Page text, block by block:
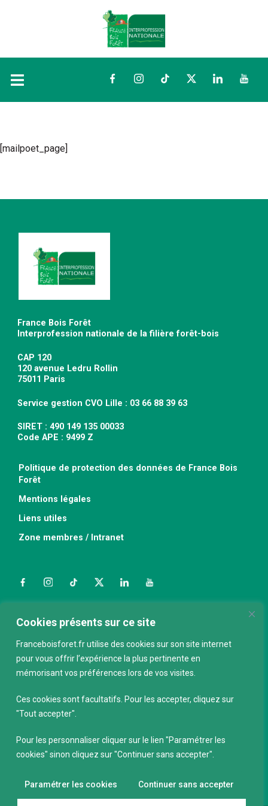
Cookies présents sur ce site
Franceboisforet.fr utilise des cookies sur son site internet
pour vous offrir l’expérience la plus pertinente en
mémorisant vos préférences lors de vos visites.
Ces cookies sont facultatifs. Pour les accepter, cliquez sur
"Tout accepter".
Pour les personnaliser cliquer sur le lien "Paramétrer les
cookies" sinon cliquez sur "Continuer sans accepter".
Paramétrer les cookies Continuer sans accepter
FacebookInstagramTikTokTwitterLinkedIn
[mailpoet_page]
France Bois Forêt
Interprofession nationale de la filière forêt-bois
CAP 120
120 avenue Ledru Rollin
75011 Paris
Service gestion CVO Lille : 03 66 88 39 63
SIRET : 490 149 135 00033
Code APE : 9499 Z
Politique de protection des données de France Bois
Forêt
Mentions légales
Liens utiles
Zone membres / Intranet
FacebookInstagramTikTokTwitterLinkedInYouTube
Nous contacter
ABONNEZ-VOUS À LA NEWSLETTER
E-mail*